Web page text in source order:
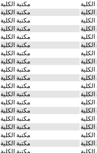
مكتبة الكلية
مكتبة الكلية
مكتبة الكلية
مكتبة الكلية
مكتبة الكلية
مكتبة الكلية
مكتبة الكلية
مكتبة الكلية
مكتبة الكلية
مكتبة الكلية
مكتبة الكلية
مكتبة الكلية
مكتبة الكلية
مكتبة الكلية
مكتبة الكلية
مكتبة الكلية
مكتبة الكلية
مكتبة الكلية
مكتبة الكلية